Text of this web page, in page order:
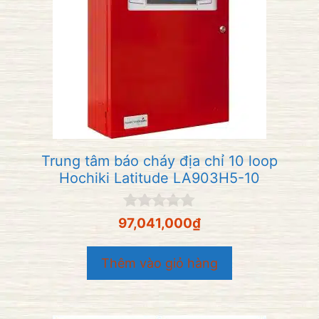
Trung tâm báo cháy địa chỉ 10 loop
Hochiki Latitude LA903H5-10
0
n
g
o
à
i
97,041,000₫
Thêm vào giỏ hàng